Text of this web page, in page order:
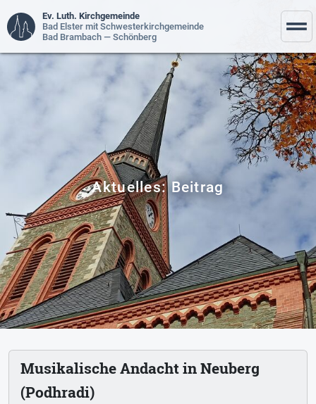
Ev. Luth. Kirchgemeinde
Bad Elster mit Schwesterkirchgemeinde
Bad Brambach — Schönberg
Aktuelles: Beitrag
Musikalische Andacht in Neuberg
(Podhradi)